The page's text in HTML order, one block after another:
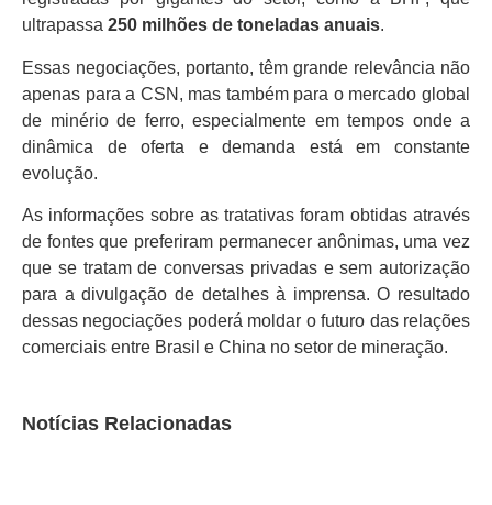
ultrapassa 250 milhões de toneladas anuais.
Essas negociações, portanto, têm grande relevância não
apenas para a CSN, mas também para o mercado global
de minério de ferro, especialmente em tempos onde a
dinâmica de oferta e demanda está em constante
evolução.
As informações sobre as tratativas foram obtidas através
de fontes que preferiram permanecer anônimas, uma vez
que se tratam de conversas privadas e sem autorização
para a divulgação de detalhes à imprensa. O resultado
dessas negociações poderá moldar o futuro das relações
comerciais entre Brasil e China no setor de mineração.
Notícias Relacionadas